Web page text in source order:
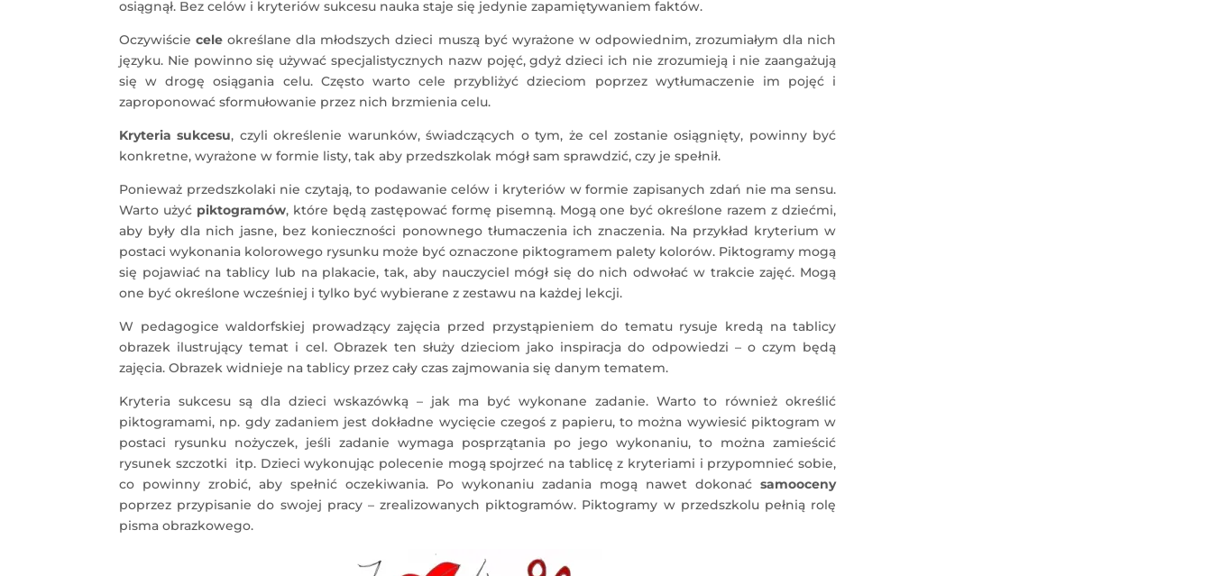
osiągnął. Bez celów i kryteriów sukcesu nauka staje się jedynie zapamiętywaniem faktów.
Oczywiściecele określane dla młodszych dzieci muszą być wyrażone w odpowiednim, zrozumiałym dla nich
języku. Nie powinno się używać specjalistycznych nazw pojęć, gdyż dzieci ich nie zrozumieją i nie zaangażują
się w drogę osiągania celu. Często warto cele przybliżyć dzieciom poprzez wytłumaczenie im pojęć i
zaproponować sformułowanie przez nich brzmienia celu.
Kryteria sukcesu, czyli określenie warunków, świadczących o tym, że cel zostanie osiągnięty, powinny być
konkretne, wyrażone w formie listy, tak aby przedszkolak mógł sam sprawdzić, czy je spełnił.
Ponieważ przedszkolaki nie czytają, to podawanie celów i kryteriów w formie zapisanych zdań nie ma sensu.
Warto użyć piktogramów, które będą zastępować formę pisemną. Mogą one być określone razem z dziećmi,
aby były dla nich jasne, bez konieczności ponownego tłumaczenia ich znaczenia. Na przykład kryterium w
postaci wykonania kolorowego rysunku może być oznaczone piktogramem palety kolorów. Piktogramy mogą
się pojawiać na tablicy lub na plakacie, tak, aby nauczyciel mógł się do nich odwołać w trakcie zajęć. Mogą
one być określone wcześniej i tylko być wybierane z zestawu na każdej lekcji.
W pedagogice waldorfskiej prowadzący zajęcia przed przystąpieniem do tematu rysuje kredą na tablicy
obrazek ilustrujący temat i cel. Obrazek ten służy dzieciom jako inspiracja do odpowiedzi – o czym będą
zajęcia. Obrazek widnieje na tablicy przez cały czas zajmowania się danym tematem.
Kryteria sukcesu są dla dzieci wskazówką – jak ma być wykonane zadanie. Warto to również określić
piktogramami, np. gdy zadaniem jest dokładne wycięcie czegoś z papieru, to można wywiesić piktogram w
postaci rysunku nożyczek, jeśli zadanie wymaga posprzątania po jego wykonaniu, to można zamieścić
rysunek szczotki itp. Dzieci wykonując polecenie mogą spojrzeć na tablicę z kryteriami i przypomnieć sobie,
co powinny zrobić, aby spełnić oczekiwania. Po wykonaniu zadania mogą nawet dokonaćsamooceny
poprzez przypisanie do swojej pracy – zrealizowanych piktogramów. Piktogramy w przedszkolu pełnią rolę
pisma obrazkowego.